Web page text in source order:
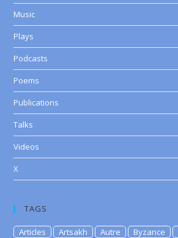
Music
Plays
Podcasts
Poems
Publications
Talks
Videos
X
TAGS
Articles Artsakh Autre Byzance